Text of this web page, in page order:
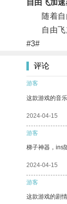
自由飞加
随着自由
自由飞加
#3#
评论
游客
这款游戏的音
2024-04-15
游客
梯子神器，ins
2024-04-15
游客
这款游戏的剧